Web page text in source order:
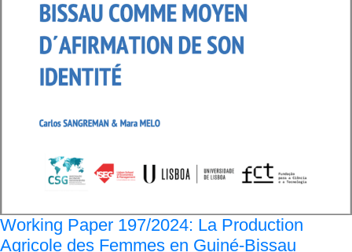
Working Paper 197/2024: La Production
Agricole des Femmes en Guiné-Bissau